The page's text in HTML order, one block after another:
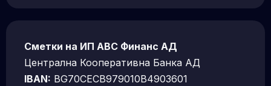
Сметки на ИП АВС Финанс АД
Централна Кооперативна Банка АД
IBAN: BG70CECB979010B4903601